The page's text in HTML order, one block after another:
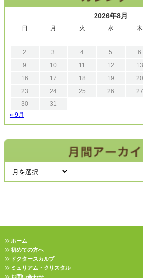
2026年8月
日 月 火 水 木
2
3 4 5 6
9
10 11 12 13
16
17 18 19 20
23
24 25 26 27
30
31
« 9月
ホーム
初めての方へ
ドクタースカルプ
ミュリアム・クリスタル
お問い合わせ